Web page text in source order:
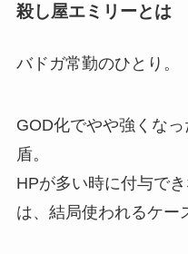
殺し屋エミリーとは
バドガ常勤のひとり。
GOD化でやや強くな
盾。
HPが多い時に付与で
は、結局使われるケー